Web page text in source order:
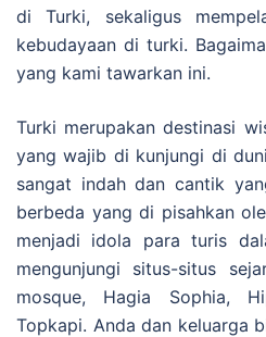
di Turki, sekaligus
kebudayaan di turki.
yang kami tawarkan ini.
Turki merupakan destinasi
yang wajib di kunjungi di
sangat indah dan cantik
berbeda yang di pisahkan
menjadi idola para turis
mengunjungi situs-situs
mosque, Hagia Sophia,
Topkapi. Anda dan keluarga